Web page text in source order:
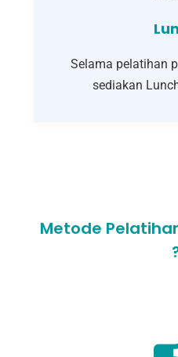
Selama pelatihan
sediakan
Metode